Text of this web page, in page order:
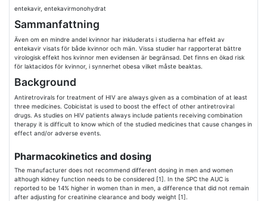
entekavir, entekavirmonohydrat
Sammanfattning
Även om en mindre andel kvinnor har inkluderats i studierna har effekt av
entekavir visats för både kvinnor och män. Vissa studier har rapporterat bättre
virologisk effekt hos kvinnor men evidensen är begränsad. Det finns en ökad risk
för laktacidos för kvinnor, i synnerhet obesa vilket måste beaktas.
Background
Antiretrovirals for treatment of HIV are always given as a combination of at least
three medicines. Cobicistat is used to boost the effect of other antiretroviral
drugs. As studies on HIV patients always include patients receiving combination
therapy it is difficult to know which of the studied medicines that cause changes in
effect and/or adverse events.
Pharmacokinetics and dosing
The manufacturer does not recommend different dosing in men and women
although kidney function needs to be considered [1]. In the SPC the AUC is
reported to be 14% higher in women than in men, a difference that did not remain
after adjusting for creatinine clearance and body weight [1].